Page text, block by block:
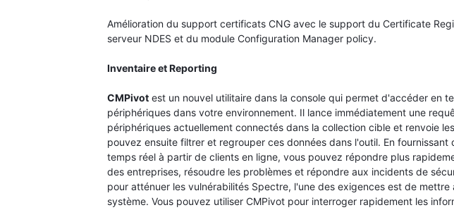
Amélioration du support certificats CNG avec le support du Certificate
serveur NDES et du module Configuration Manager policy.
Inventaire et Reporting
CMPivot est un nouvel utilitaire dans la console qui permet d'accéder en
périphériques dans votre environnement. Il lance immédiatement une
périphériques actuellement connectés dans la collection cible et renvoie
pouvez ensuite filtrer et regrouper ces données dans l'outil. En fournissant
temps réel à partir de clients en ligne, vous pouvez répondre plus
des entreprises, résoudre les problèmes et répondre aux incidents de
pour atténuer les vulnérabilités Spectre, l'une des exigences est de mettre
système. Vous pouvez utiliser CMPivot pour interroger rapidement les